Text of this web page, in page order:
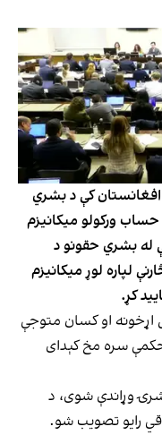
کې د بشري
حساب ورکولو میکانیزم
له بشري حقونو د
لپاره لوړ میکانیزم
کړ.
اړخونه او کسان متوجې
سره مخ کېدای
وړاندې شوی، د
رایو تصویب شو.